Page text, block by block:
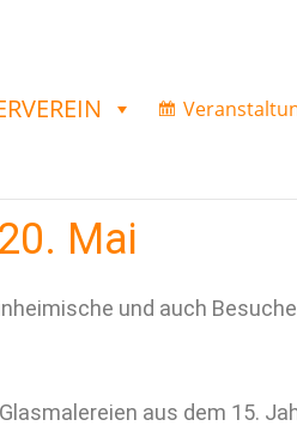
Mai
und auch
aus dem 15.